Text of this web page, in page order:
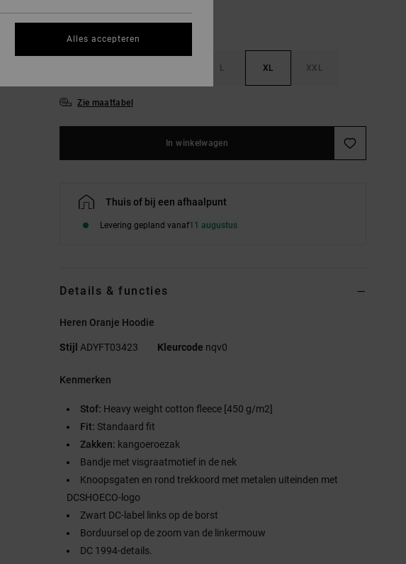
L XL XXL
Zie maattabel
In winkelwagen
Thuis of bij een afhaalpunt
Levering gepland vanaf11 augustus
Details & functies
Heren Oranje Hoodie
Stijl ADYFT03423 Kleurcode nqv0
Kenmerken
Stof: Heavy weight cotton fleece [450 g/m2]
Fit: Standaard fit
Zakken: kangoeroezak
Bandje met visgraatmotief in de nek
Knoopsgaten en rond trekkoord met metalen uiteinden met
DCSHOECO-logo
Zwart DC-label links op de borst
Borduursel op de zoom van de linkermouw
DC 1994-details.
Alles accepteren